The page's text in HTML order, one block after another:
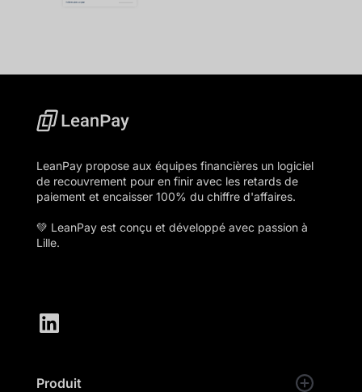
LeanPay propose aux équipes financières un logiciel
de recouvrement pour en finir avec les retards de
paiement et encaisser 100% du chiffre d'affaires.
💚 LeanPay est conçu et développé avec passion à
Lille.
Produit